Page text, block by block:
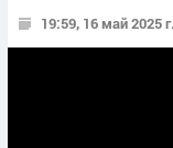
19:59, 16 май 2025 г.